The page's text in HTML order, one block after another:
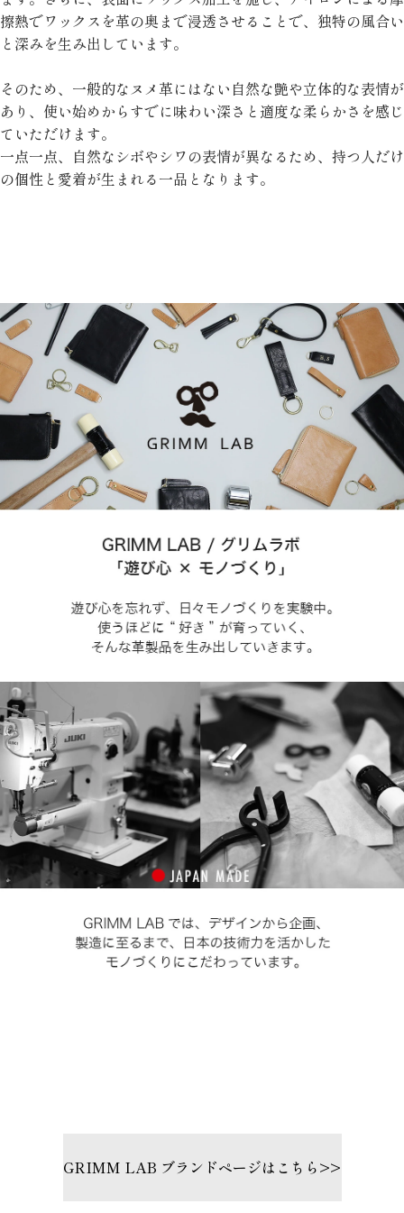
擦熱でワックスを革の奥まで浸透させることで、独特の風合い
と深みを生み出しています。
そのため、一般的なヌメ革にはない自然な艶や立体的な表情が
あり、使い始めからすでに味わい深さと適度な柔らかさを感じ
ていただけます。
一点一点、自然なシボやシワの表情が異なるため、持つ人だけ
の個性と愛着が生まれる一品となります。
GRIMM LAB ブランドページはこちら>>